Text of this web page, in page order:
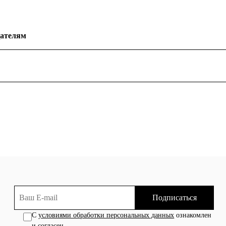
Подписаться
Сусловиями обработки персональных данных ознакомлен